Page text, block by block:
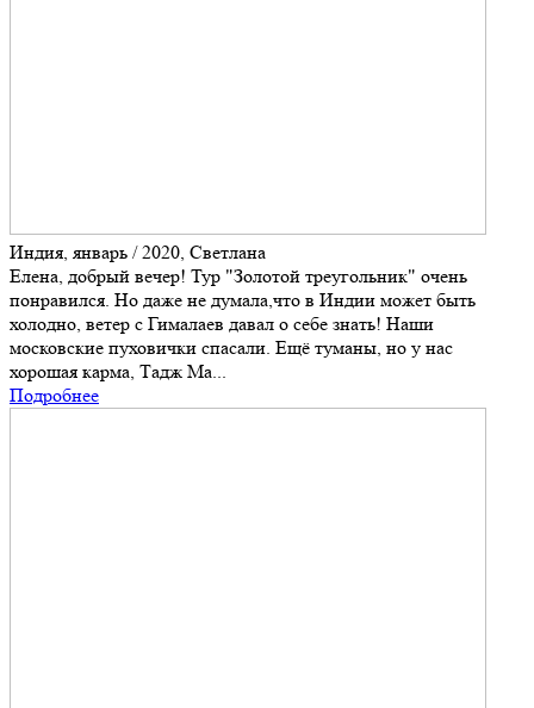
Индия, январь / 2020, Светлана
Елена, добрый вечер! Тур "Золотой треугольник" очень
понравился. Но даже не думала,что в Индии может быть
холодно, ветер с Гималаев давал о себе знать! Наши
московские пуховички спасали. Ещё туманы, но у нас
хорошая карма, Тадж Ма...
Подробнее